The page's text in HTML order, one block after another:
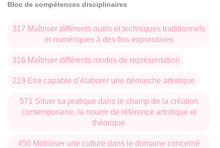
Bloc de compétences disciplinaires
317 Maîtriser différents outils et techniques traditionnels
et numériques à des fins expressives
316 Maîtriser différents modes de représentation
219 Etre capable d’élaborer une démarche artistique
571 Situer sa pratique dans le champ de la création
contemporaine, la nourrir de référence artistique et
théorique
450 Mobiliser une culture dans le domaine concerné